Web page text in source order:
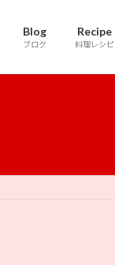
Blog
ブログ
Recipe
料理レシピ